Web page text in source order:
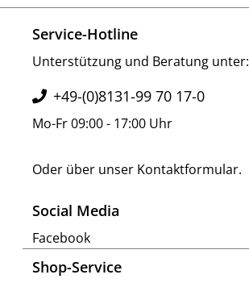
Service-Hotline
Unterstützung und Beratung unter:
+49-(0)8131-99 70 17-0
Mo-Fr 09:00 - 17:00 Uhr
Oder über unser Kontaktformular.
Social Media
Facebook
Shop-Service